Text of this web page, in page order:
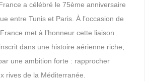
a célébré le 75ème anniversaire
entre Tunis et Paris. À l’occasion de
met à l’honneur cette liaison
dans une histoire aérienne riche,
une ambition forte : rapprocher
rives de la Méditerranée.